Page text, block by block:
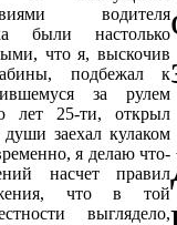
водителя
были настолько
что я, выскочив
подбежал к
за рулем
лет 25-ти, открыл
заехал кулаком
я делаю что-
насчет правил
что в той
выглядело,